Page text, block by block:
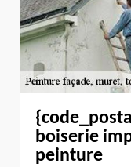
boiserie
peinture